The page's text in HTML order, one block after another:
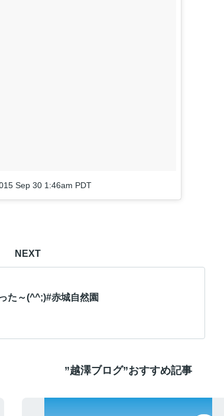
Sep 30 1:46am PDT
NEXT
た～(^^;)#赤城自然園
”越澤ブログ”おすすめ記事